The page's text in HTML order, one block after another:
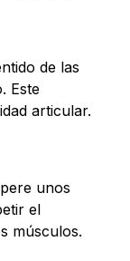
de las
Este
articular.
unos
el
músculos.